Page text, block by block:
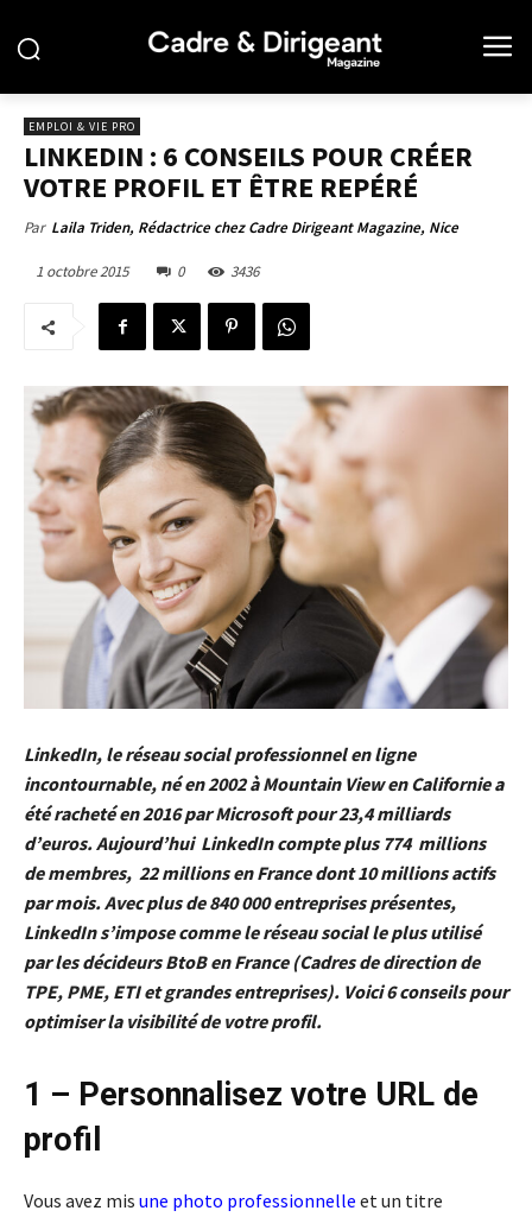
EMPLOI & VIE PRO
LINKEDIN : 6 CONSEILS POUR CRÉER
VOTRE PROFIL ET ÊTRE REPÉRÉ
Par Laila Triden, Rédactrice chez Cadre Dirigeant Magazine, Nice
1 octobre 2015 0 3436
LinkedIn, le réseau social professionnel en ligne
incontournable, né en 2002 à Mountain View en Californie a
été racheté en 2016 par Microsoft pour 23,4 milliards
d’euros. Aujourd’hui LinkedIn compte plus 774 millions
de membres, 22 millions en France dont 10 millions actifs
par mois. Avec plus de840 000 entreprises présentes,
LinkedIn s’impose comme le réseau social le plus utilisé
par les décideurs BtoB en France (Cadres de direction de
TPE, PME, ETI et grandes entreprises). Voici 6 conseils pour
optimiser la visibilité de votre profil.
1 – Personnalisez votre URL de
profil
Vous avez mis une photo professionnelle et un titre